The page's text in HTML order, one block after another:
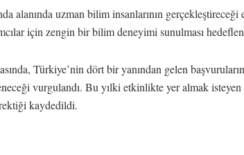
alanında uzman bilim insanlarının
için zengin bir bilim deneyimi sunulması
Türkiye’nin dört bir yanından gelen
vurgulandı. Bu yılki etkinlikte yer almak isteyen
kaydedildi.